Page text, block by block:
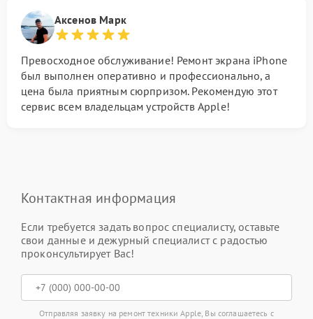
Аксенов Марк
Превосходное обслуживание! Ремонт экрана iPhone
был выполнен оперативно и профессионально, а
цена была приятным сюрпризом. Рекомендую этот
сервис всем владельцам устройств Apple!
Контактная информация
Если требуется задать вопрос специалисту, оставьте
свои данные и дежурный специалист с радостью
проконсультирует Вас!
Отправляя заявку на ремонт техники Apple, Вы соглашаетесь с